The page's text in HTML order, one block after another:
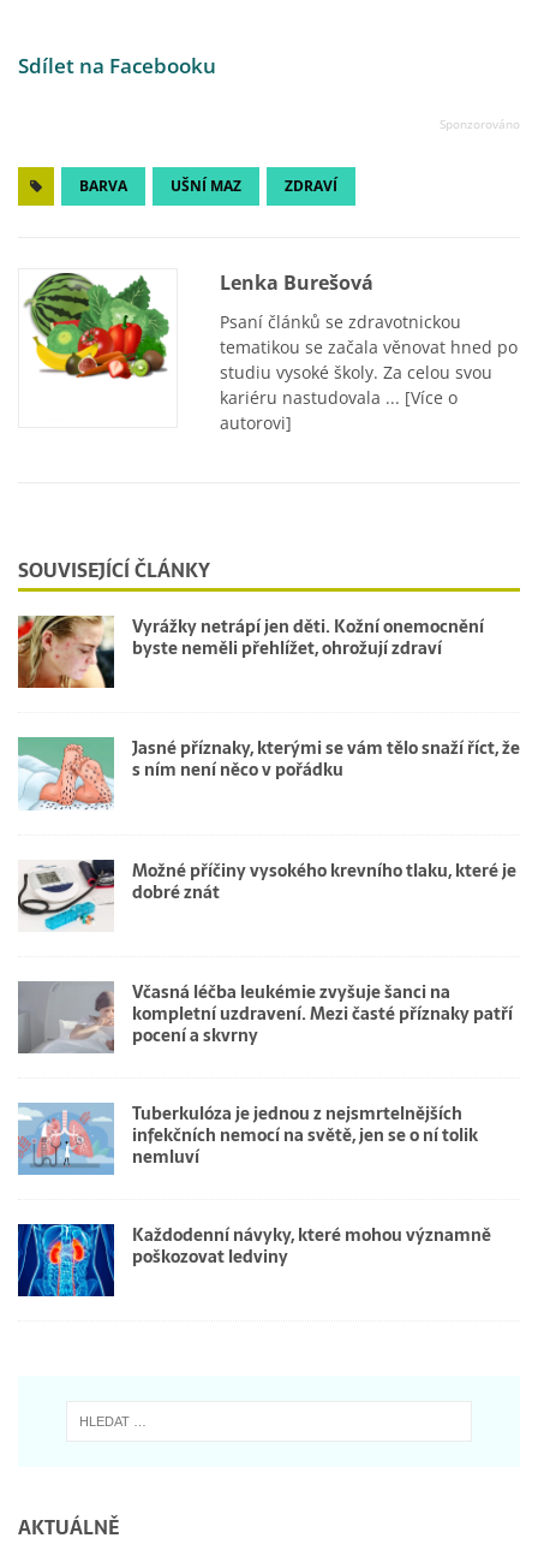
Sdílet na Facebooku
BARVA UŠNÍ MAZ ZDRAVÍ
Lenka Burešová
Psaní článků se zdravotnickou
tematikou se začala věnovat hned po
studiu vysoké školy. Za celou svou
kariéru nastudovala ... [Více o
autorovi]
SOUVISEJÍCÍ ČLÁNKY
Vyrážky netrápí jen děti. Kožní onemocnění
byste neměli přehlížet, ohrožují zdraví
Jasné příznaky, kterými se vám tělo snaží říct, že
s ním není něco v pořádku
Možné příčiny vysokého krevního tlaku, které je
dobré znát
Včasná léčba leukémie zvyšuje šanci na
kompletní uzdravení. Mezi časté příznaky patří
pocení a skvrny
Tuberkulóza je jednou z nejsmrtelnějších
infekčních nemocí na světě, jen se o ní tolik
nemluví
Každodenní návyky, které mohou významně
poškozovat ledviny
AKTUÁLNĚ